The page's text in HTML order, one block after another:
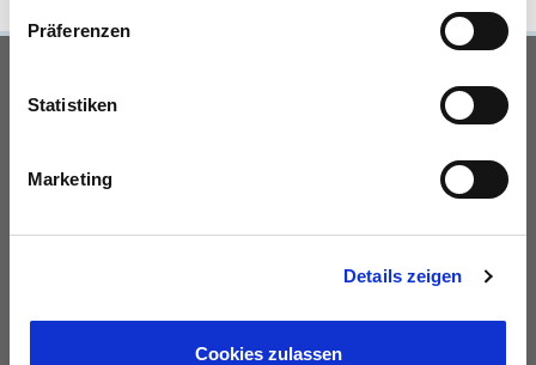
Präferenzen
Statistiken
Marketing
Details zeigen
Cookies zulassen